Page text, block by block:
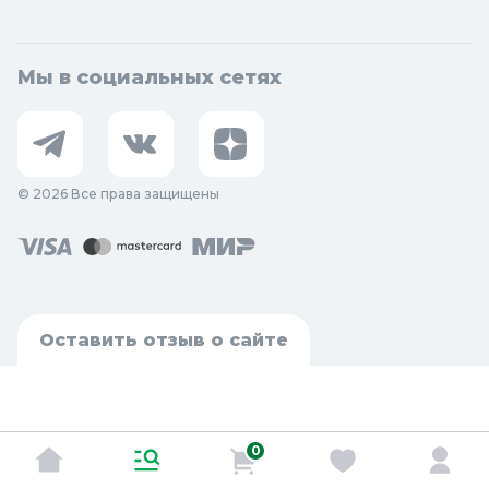
Мы в социальных сетях
© 2026 Все права защищены
Оставить отзыв о сайте
0